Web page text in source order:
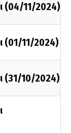
(04/11/2024)
(01/11/2024)
(31/10/2024)